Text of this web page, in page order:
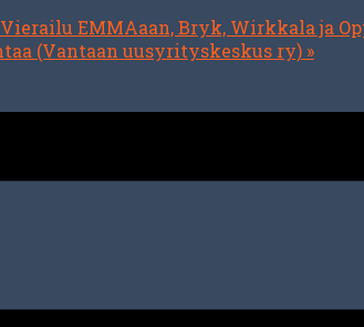
EMMAaan, Bryk, Wirkkala ja
(Vantaan uusyrityskeskus ry) »